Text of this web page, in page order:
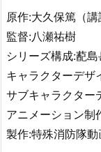
原作:大久保篤（
監督:八瀬祐樹
シリーズ構成:蓜
キャラクターデザ
サブキャラクター
アニメーション
製作:特殊消防隊